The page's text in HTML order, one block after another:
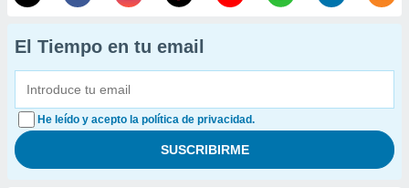
El Tiempo en tu email
He leído y acepto la política de privacidad.